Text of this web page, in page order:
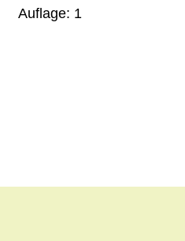
Auflage: 1